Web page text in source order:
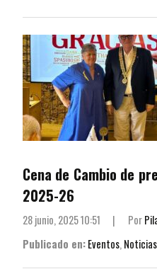
Cena de Cambio de
2025-26
28 junio, 2025 10:51 | Por
Publicado en:Eventos, Noticias